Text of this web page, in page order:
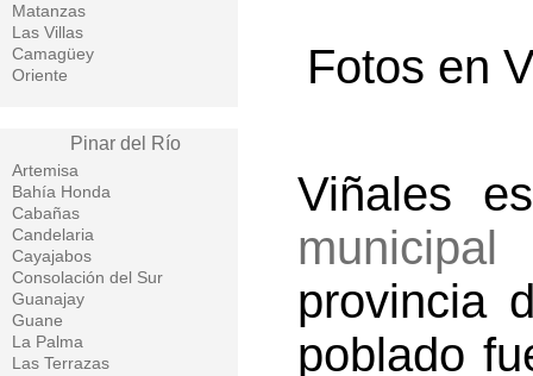
Matanzas
Las Villas
Camagüey
Oriente
Pinar del Río
Artemisa
Bahía Honda
Cabañas
Candelaria
Cayajabos
Consolación del Sur
Guanajay
Guane
La Palma
Las Terrazas
Fotos en
Viñales
municipal
provincia
poblado